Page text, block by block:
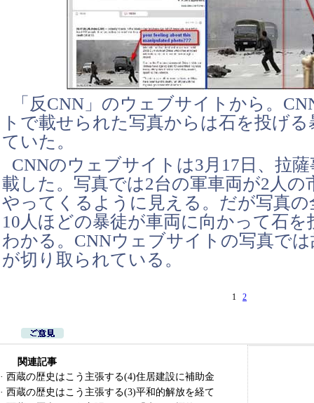
「反CNN」のウェブサイトから。
トで載せられた写真からは石を投げ
ていた。
CNNのウェブサイトは3月17日、拉
載した。写真では2台の軍車両が2人の
やってくるように見える。だが写真
10人ほどの暴徒が車両に向かって石
わかる。CNNウェブサイトの写真で
が切り取られている。
1 2
関連記事
· 西蔵の歴史はこう主張する(4)住居建設に補助金
· 西蔵の歴史はこう主張する(3)平和的解放を経て